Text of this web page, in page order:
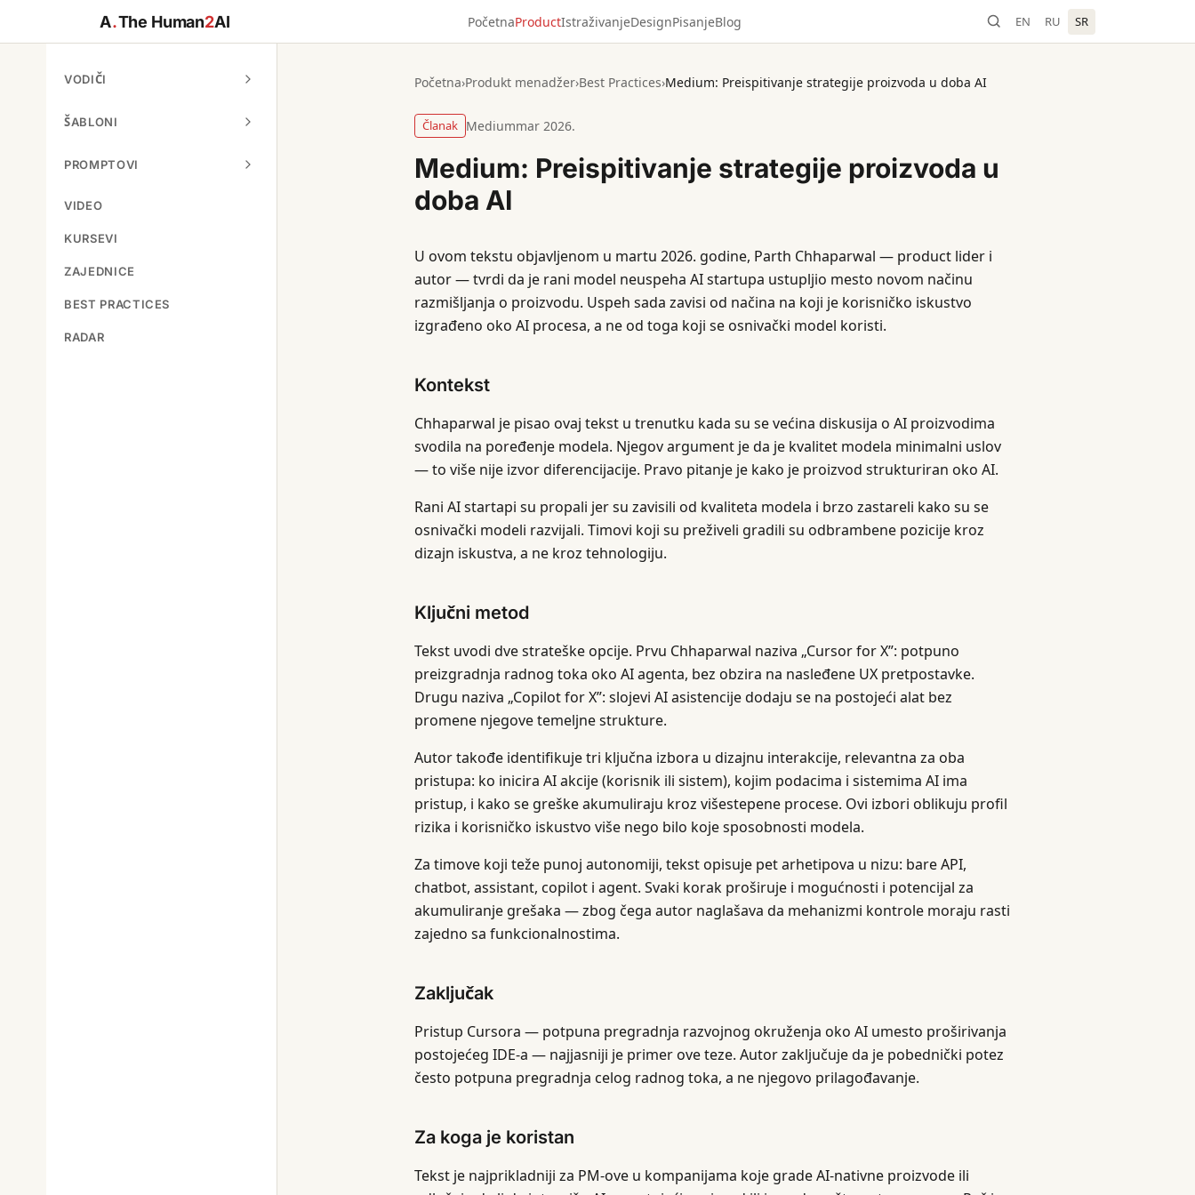
A.The Human2AI PočetnaProductIstraživanjeDesignPisanjeBlog EN RU SR
VODIČI
ŠABLONI
PROMPTOVI
VIDEO
KURSEVI
ZAJEDNICE
BEST PRACTICES
RADAR
Početna›Produkt menadžer›Best Practices›Medium: Preispitivanje strategije proizvoda u doba AI
Članak Mediummar 2026.
Medium: Preispitivanje strategije proizvoda u
doba AI
U ovom tekstu objavljenom u martu 2026. godine, Parth Chhaparwal — product lider i
autor — tvrdi da je rani model neuspeha AI startupa ustupljio mesto novom načinu
razmišljanja o proizvodu. Uspeh sada zavisi od načina na koji je korisničko iskustvo
izgrađeno oko AI procesa, a ne od toga koji se osnivački model koristi.
Kontekst
Chhaparwal je pisao ovaj tekst u trenutku kada su se većina diskusija o AI proizvodima
svodila na poređenje modela. Njegov argument je da je kvalitet modela minimalni uslov
— to više nije izvor diferencijacije. Pravo pitanje je kako je proizvod strukturiran oko AI.
Rani AI startapi su propali jer su zavisili od kvaliteta modela i brzo zastareli kako su se
osnivački modeli razvijali. Timovi koji su preživeli gradili su odbrambene pozicije kroz
dizajn iskustva, a ne kroz tehnologiju.
Ključni metod
Tekst uvodi dve strateške opcije. Prvu Chhaparwal naziva „Cursor for X”: potpuno
preizgradnja radnog toka oko AI agenta, bez obzira na nasleđene UX pretpostavke.
Drugu naziva „Copilot for X”: slojevi AI asistencije dodaju se na postojeći alat bez
promene njegove temeljne strukture.
Autor takođe identifikuje tri ključna izbora u dizajnu interakcije, relevantna za oba
pristupa: ko inicira AI akcije (korisnik ili sistem), kojim podacima i sistemima AI ima
pristup, i kako se greške akumuliraju kroz višestepene procese. Ovi izbori oblikuju profil
rizika i korisničko iskustvo više nego bilo koje sposobnosti modela.
Za timove koji teže punoj autonomiji, tekst opisuje pet arhetipova u nizu: bare API,
chatbot, assistant, copilot i agent. Svaki korak proširuje i mogućnosti i potencijal za
akumuliranje grešaka — zbog čega autor naglašava da mehanizmi kontrole moraju rasti
zajedno sa funkcionalnostima.
Zaključak
Pristup Cursora — potpuna pregradnja razvojnog okruženja oko AI umesto proširivanja
postojećeg IDE-a — najjasniji je primer ove teze. Autor zaključuje da je pobednički potez
često potpuna pregradnja celog radnog toka, a ne njegovo prilagođavanje.
Za koga je koristan
Tekst je najprikladniji za PM-ove u kompanijama koje grade AI-nativne proizvode ili